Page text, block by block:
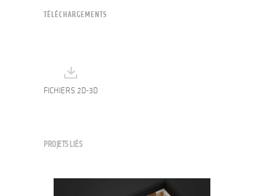
TÉLÉCHARGEMENTS
FICHIERS 2D-3D
PROJETS LIÉS